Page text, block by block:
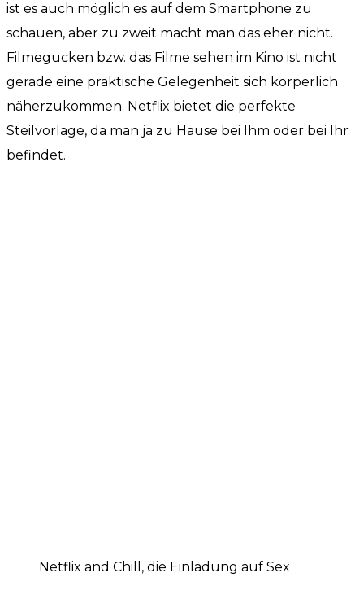
ist es auch möglich es auf dem Smartphone zu
schauen, aber zu zweit macht man das eher nicht.
Filmegucken bzw. das Filme sehen im Kino ist nicht
gerade eine praktische Gelegenheit sich körperlich
näherzukommen. Netflix bietet die perfekte
Steilvorlage, da man ja zu Hause bei Ihm oder bei Ihr
befindet.
Netflix and Chill, die Einladung auf Sex